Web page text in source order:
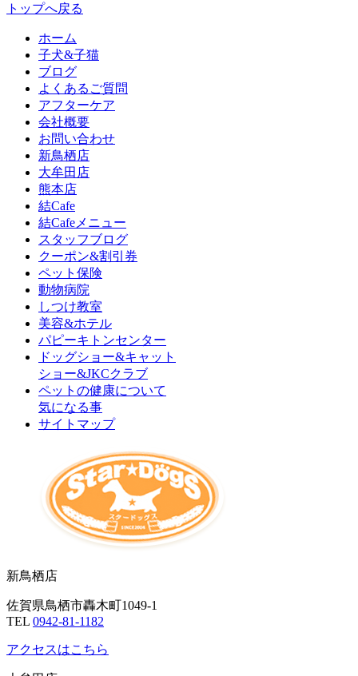
トップへ戻る
ホーム
子犬&子猫
ブログ
よくあるご質問
アフターケア
会社概要
お問い合わせ
新鳥栖店
大牟田店
熊本店
結Cafe
結Cafeメニュー
スタッフブログ
クーポン&割引券
ペット保険
動物病院
しつけ教室
美容&ホテル
パピーキトンセンター
ドッグショー&キャット
ショー&JKCクラブ
ペットの健康について
気になる事
サイトマップ
新鳥栖店
佐賀県鳥栖市轟木町1049-1
TEL 0942-81-1182
アクセスはこちら